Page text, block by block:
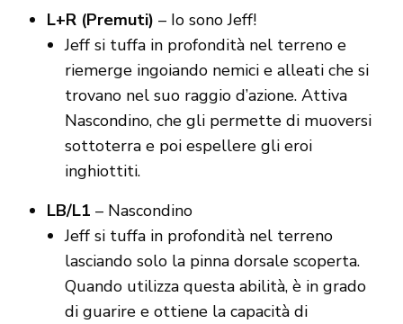
L+R (Premuti) – Io sono Jeff!
Jeff si tuffa in profondità nel terreno e
riemerge ingoiando nemici e alleati che si
trovano nel suo raggio d’azione. Attiva
Nascondino, che gli permette di muoversi
sottoterra e poi espellere gli eroi
inghiottiti.
LB/L1 – Nascondino
Jeff si tuffa in profondità nel terreno
lasciando solo la pinna dorsale scoperta.
Quando utilizza questa abilità, è in grado
di guarire e ottiene la capacità di